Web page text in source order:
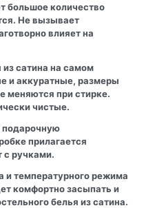
большое количество
Не вызывает
влияет на
из сатина на самом
и аккуратные, размеры
меняются при стирке.
чистые.
подарочную
прилагается
с ручками.
и температурного режима
комфортно засыпать и
белья из сатина.